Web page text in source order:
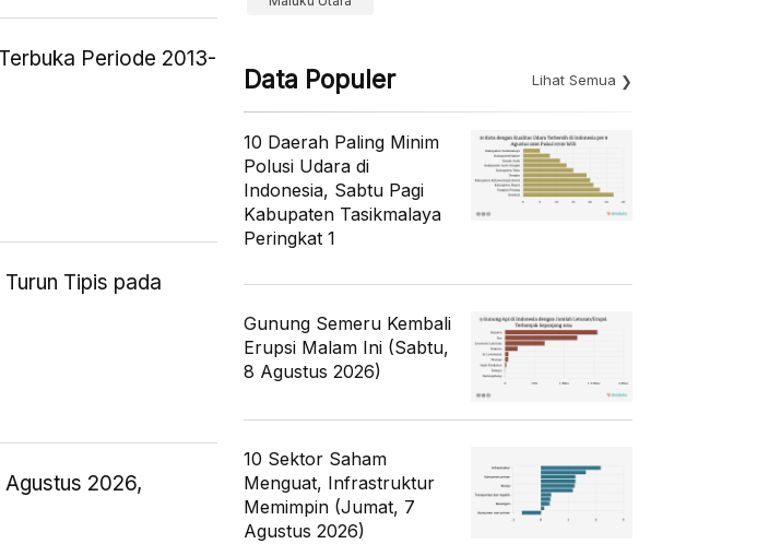
Periode 2013-
Tipis pada
2026,
Data Populer Lihat Semua
10 Daerah Paling Minim
Polusi Udara di
Indonesia, Sabtu Pagi
Kabupaten Tasikmalaya
Peringkat 1
Gunung Semeru Kembali
Erupsi Malam Ini (Sabtu,
8 Agustus 2026)
10 Sektor Saham
Menguat, Infrastruktur
Memimpin (Jumat, 7
Agustus 2026)